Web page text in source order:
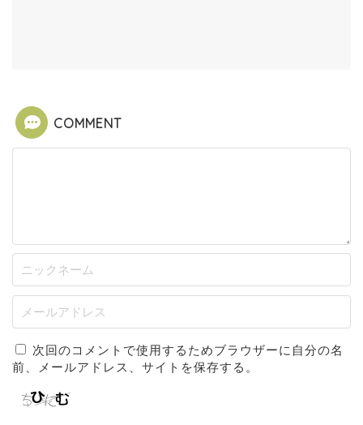
COMMENT
次回のコメントで使用するためブラウザーに自分の名
前、メールアドレス、サイトを保存する。